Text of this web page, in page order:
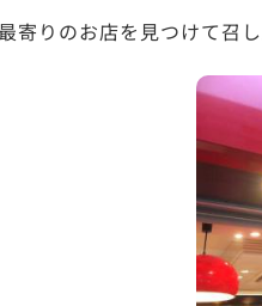
寄りのお店を見つけて召